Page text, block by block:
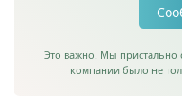
Это важно. Мы пристально
компании было не